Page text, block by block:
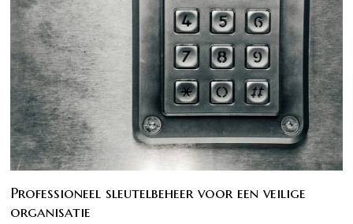
Professioneel sleutelbeheer voor een veilige
organisatie